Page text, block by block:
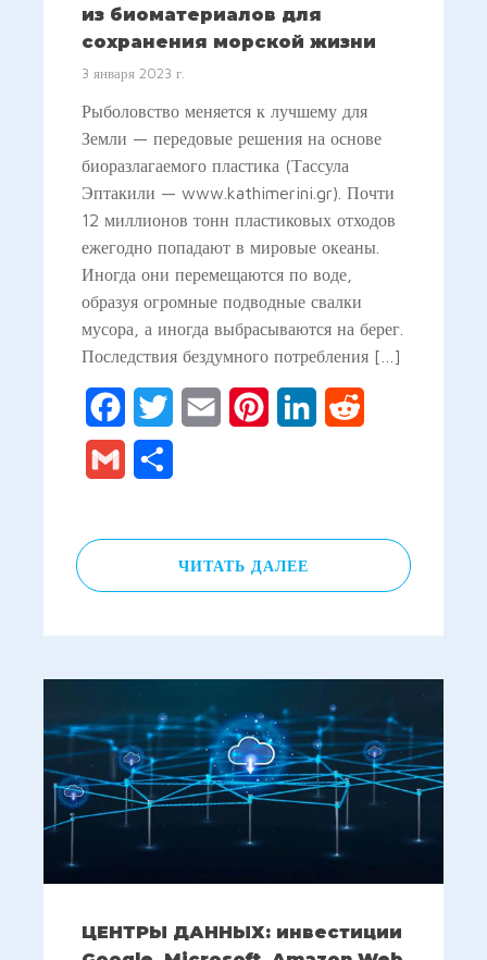
из биоматериалов для
сохранения морской жизни
3 января 2023 г.
Рыболовство меняется к лучшему для
Земли — передовые решения на основе
биоразлагаемого пластика (Тассула
Эптакили — www.kathimerini.gr). Почти
12 миллионов тонн пластиковых отходов
ежегодно попадают в мировые океаны.
Иногда они перемещаются по воде,
образуя огромные подводные свалки
мусора, а иногда выбрасываются на берег.
Последствия бездумного потребления […]
FacebookTwitter Email PinterestLinkedIn
Gmail
ЧИТАТЬ ДАЛЕЕ
ЦЕНТРЫ ДАННЫХ: инвестиции